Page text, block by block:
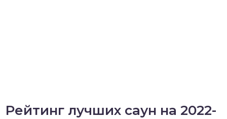
Рейтинг лучших саун на 2022-